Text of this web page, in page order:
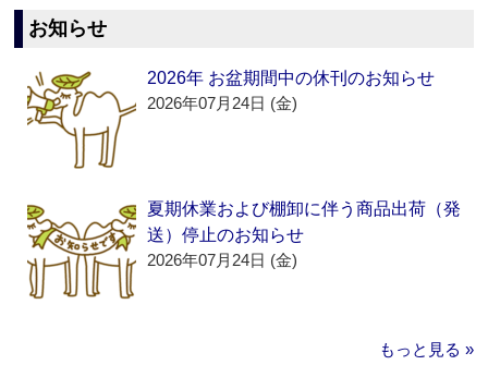
お知らせ
2026年 お盆期間中の休刊のお知らせ
2026年07月24日 (金)
夏期休業および棚卸に伴う商品出荷（発
送）停止のお知らせ
2026年07月24日 (金)
もっと見る »